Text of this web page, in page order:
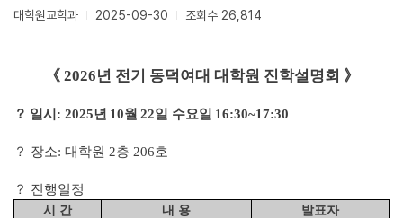
대학원교학과 2025-09-30 조회수 26,814
《 2026년 전기 동덕여대 대학원 진학설명회 》
？ 일시 : 2025년 10월 22일 수요일 16:30~17:30
？ 장소: 대학원 2층 206호
？ 진행일정
시 간 내 용 발표자